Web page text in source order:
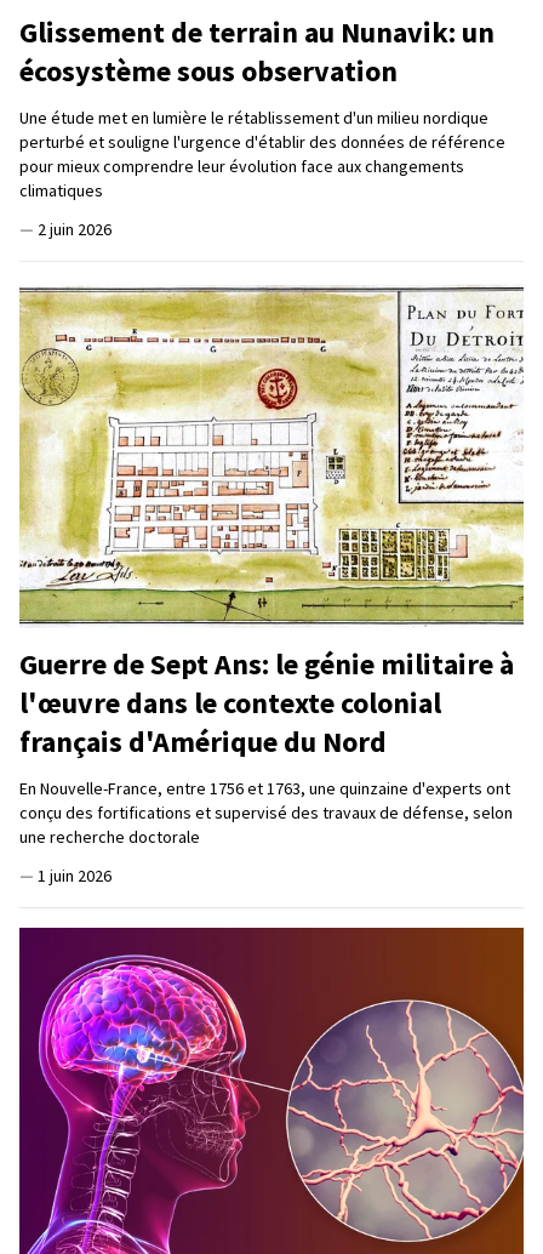
Glissement de terrain au Nunavik: un
écosystème sous observation
Une étude met en lumière le rétablissement d'un milieu nordique
perturbé et souligne l'urgence d'établir des données de référence
pour mieux comprendre leur évolution face aux changements
climatiques
— 2 juin 2026
Guerre de Sept Ans: le génie militaire à
l'œuvre dans le contexte colonial
français d'Amérique du Nord
En Nouvelle-France, entre 1756 et 1763, une quinzaine d'experts ont
conçu des fortifications et supervisé des travaux de défense, selon
une recherche doctorale
— 1 juin 2026